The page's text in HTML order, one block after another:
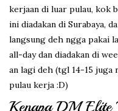
kerjaan di luar pulau, kok
ini diadakan di Surabaya,
langsung deh ngga pakai
all-day dan diadakan di
an lagi deh (tgl 14-15 juga
pulau kerja :D)
Kenapa DM Elite